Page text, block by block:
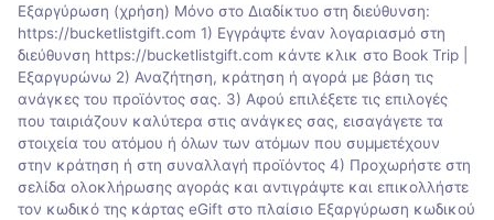
Εξαργύρωση (χρήση) Μόνο στο Διαδίκτυο στη διεύθυνση:
https://bucketlistgift.com 1) Εγγράψτε έναν λογαριασμό στη
διεύθυνση https://bucketlistgift.com κάντε κλικ στο Book Trip |
Εξαργυρώνω 2) Αναζήτηση, κράτηση ή αγορά με βάση τις
ανάγκες του προϊόντος σας. 3) Αφού επιλέξετε τις επιλογές
που ταιριάζουν καλύτερα στις ανάγκες σας, εισαγάγετε τα
στοιχεία του ατόμου ή όλων των ατόμων που συμμετέχουν
στην κράτηση ή στη συναλλαγή προϊόντος 4) Προχωρήστε στη
σελίδα ολοκλήρωσης αγοράς και αντιγράψτε και επικολλήστε
τον κωδικό της κάρτας eGift στο πλαίσιο Εξαργύρωση κωδικού